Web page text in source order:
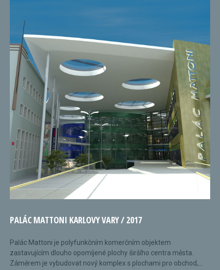
PALÁC MATTONI KARLOVY VARY / 2017
Palác Mattoni je polyfunkčním komerčním objektem
zastavujícím dlouho opomíjené plochy širšího centra města.
Záměrem je vybudovat nový komplex s plochami pro obchod,...